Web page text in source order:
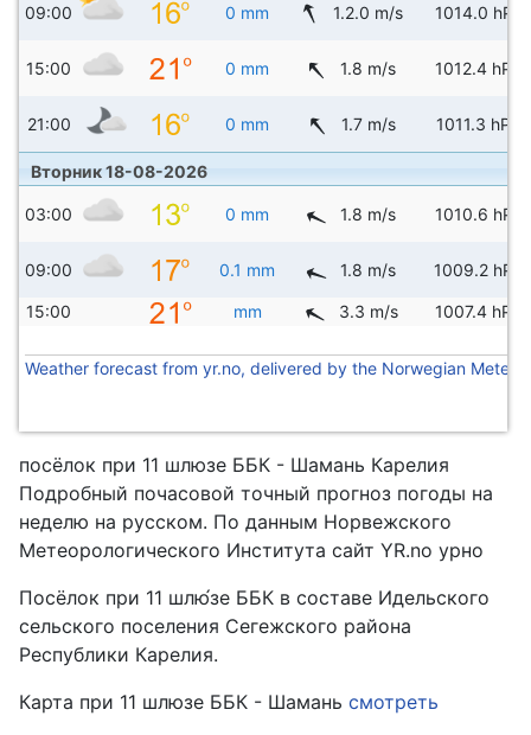
09:00 0 mm 1.2.0 m/s 1014.0 hPa
15:00 0 mm 1.8 m/s 1012.4 hPa
21:00 0 mm 1.7 m/s 1011.3 hPa
Вторник 18-08-2026
03:00 0 mm 1.8 m/s 1010.6 hPa
09:00 0.1 mm 1.8 m/s 1009.2 hPa
15:00 mm 3.3 m/s 1007.4 hPa
Weather forecast from yr.no, delivered by the Norwegian
посёлок при 11 шлюзе ББК - Шамань Карелия
Подробный почасовой точный прогноз погоды на
неделю на русском. По данным Норвежского
Метеорологического Института сайт YR.no урно
Посёлок при 11 шлю́зе ББК в составе Идельского
сельского поселения Сегежского района
Республики Карелия.
Карта при 11 шлюзе ББК - Шамань смотреть